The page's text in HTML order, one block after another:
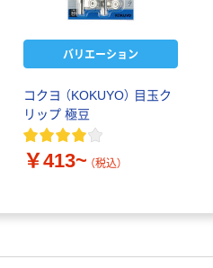
バリエーション
コクヨ （KOKUYO） 目玉ク
リップ 極豆
￥413~ （税込）